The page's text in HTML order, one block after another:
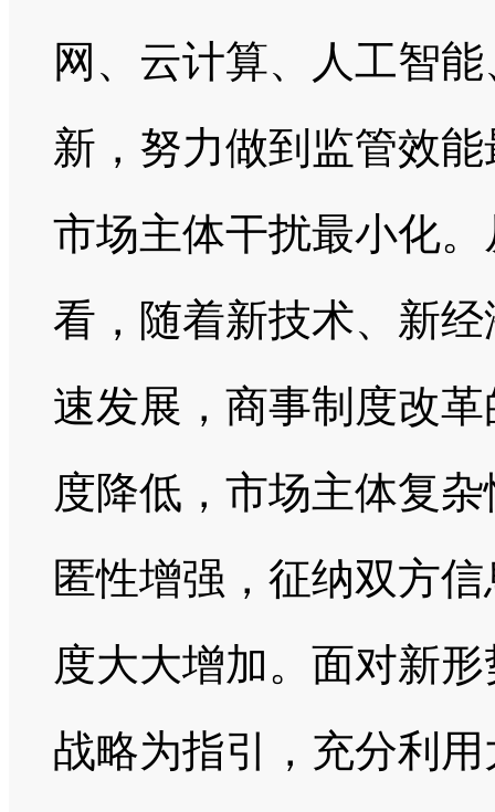
网、云计算、人工智
新，努力做到监管效
市场主体干扰最小化
看，随着新技术、新
速发展，商事制度改
度降低，市场主体复
匿性增强，征纳双方
度大大增加。面对新
战略为指引，充分利